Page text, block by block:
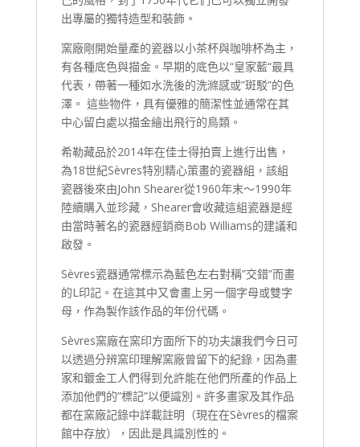
出專屬的獨特造型和裝飾。
窯廠剛開始量產的瓷器以小茶杯與咖啡杯為主，
有各種底色與描金。早期的底色以“皇家藍“最具
代表，帶著一種如水洗後的洗滌感或”斑駁”的色
澤。 這些物件，具有優雅的簡潔性並通常在其
中心留白處以描金繪出飛行的鳥類。
希勒藏品於2014年在佳士得拍賣上進行出售，
為18世紀Sèvres特別精心策畫的瓷器組，該組
瓷器後來由John Shearer從1960年末～1990年
陸續購入並珍藏，Shearer會收藏這組瓷器是經
由當時著名的瓷器經銷商Bob Williams的建議和
啟發。
Sèvres瓷器通常標示為藍色左右對稱”交錯”而畫
的L印記。在這其中又會畫上另一個字母或雙字
母，作為製作該作品的年份代碼。
Sèvres窯廠在窯印方面所下的功夫讓我們今日可
以透過分辨窯印理解窯廠曾留下的紀錄，因為畫
家和鍍金工人們得到允許能在他們所產的作品上
添加他們的”標記”以便識別。許多畫家及其作品
都在窯廠記錄中詳載註明（現在在Sèvres的檔案
館中存放），因此是具識別性的。